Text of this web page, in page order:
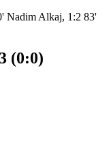
Nadim Alkaj, 1:2 83'
(0:0)